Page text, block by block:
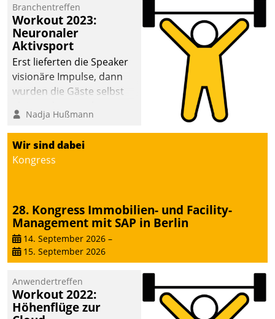
Mammutprojekte
meistern und Workloads
wuppen – bei zunehmend
anspruchsvollen
Aufgaben und
abnehmendem
Branchentreffen
Workout 2023:
Neuronaler
Aktivsport
Erst lieferten die Speaker
visionäre Impulse, dann
wurden die Gäste selbst
methodisch
Vernetzungsideen fürs
Quartier. Dazwischen
zeigte Datatrain, was es
Nadja Hußmann
Wir sind dabei
Kongress
28. Kongress Immobilien- und Facility-
Management mit SAP in Berlin
14. September 2026 –
15. September 2026
Anwendertreffen
Workout 2022:
Höhenflüge zur